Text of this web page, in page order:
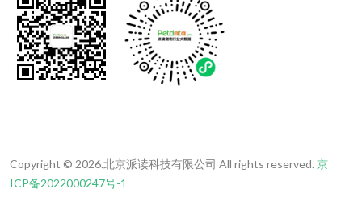
Copyright © 2026.北京派读科技有限公司 All rights reserved. 京
ICP备2022000247号-1